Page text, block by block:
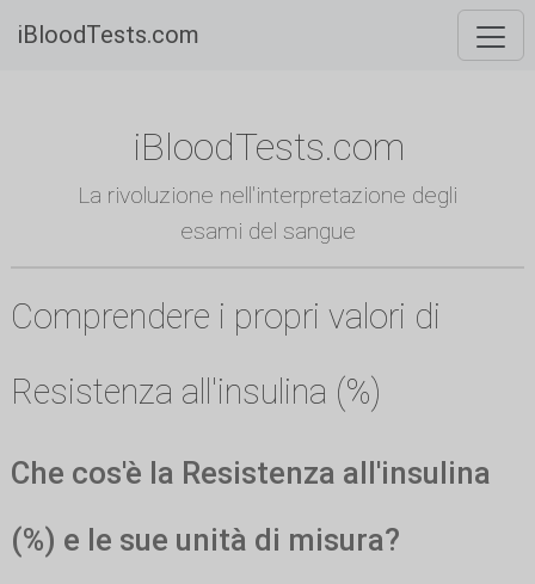
iBloodTests.com
iBloodTests.com
La rivoluzione nell'interpretazione degli
esami del sangue
Comprendere i propri valori di
Resistenza all'insulina (%)
Che cos'è la Resistenza all'insulina
(%) e le sue unità di misura?